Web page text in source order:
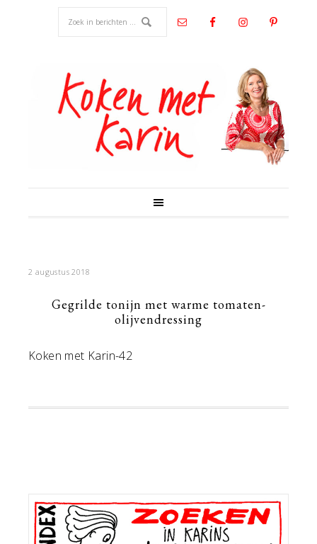
2 augustus 2018
Gegrilde tonijn met warme tomaten-
olijvendressing
Koken met Karin-42
Primaire
Sidebar